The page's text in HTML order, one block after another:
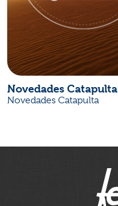
Novedades Catapulta
Novedades Catapulta